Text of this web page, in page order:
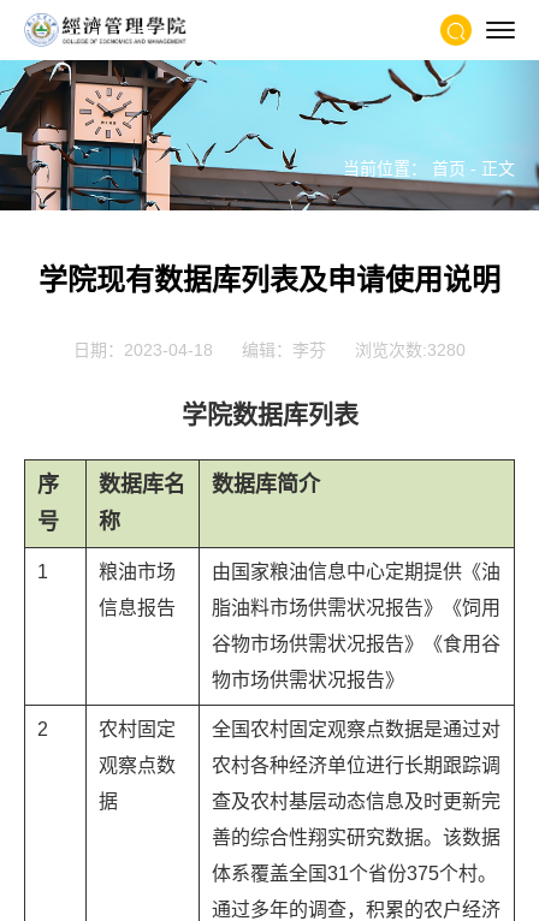
当前位置： 首页 - 正文
学院现有数据库列表及申请使用说明
日期：2023-04-18 编辑：李芬 浏览次数:3280
学院数据库列表
序
号
数据库名
称
数据库简介
1
粮油市场
信息报告
由国家粮油信息中心定期提供《油
脂油料市场供需状况报告》《饲用
谷物市场供需状况报告》《食用谷
物市场供需状况报告》
2
农村固定
观察点数
据
全国农村固定观察点数据是通过对
农村各种经济单位进行长期跟踪调
查及农村基层动态信息及时更新完
善的综合性翔实研究数据。该数据
体系覆盖全国31个省份375个村。
通过多年的调查，积累的农户经济